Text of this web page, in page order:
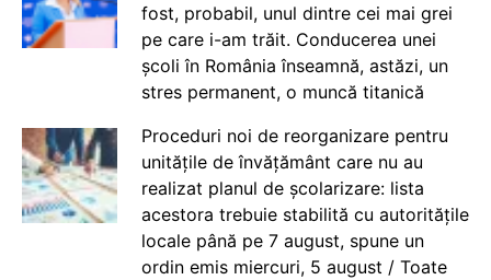
fost, probabil, unul dintre cei mai grei
pe care i-am trăit. Conducerea unei
școli în România înseamnă, astăzi, un
stres permanent, o muncă titanică
Proceduri noi de reorganizare pentru
unitățile de învățământ care nu au
realizat planul de școlarizare: lista
acestora trebuie stabilită cu autoritățile
locale până pe 7 august, spune un
ordin emis miercuri, 5 august / Toate